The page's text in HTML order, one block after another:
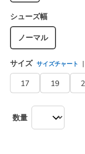
選択されました
シューズ幅
ノーマル
サイズ サイズチャート
17 19
数量